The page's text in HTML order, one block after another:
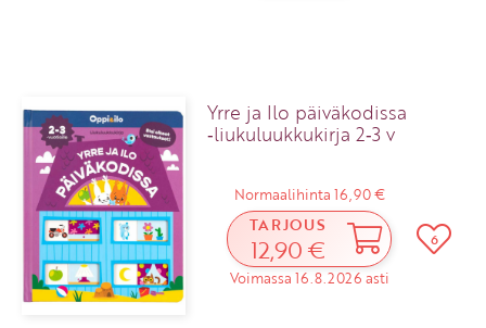
Yrre ja Ilo päiväkodissa
‑liukuluukkukirja 2‑3 v
Normaalihinta 16,90 €
TARJOUS
12,90 €
Voimassa 16.8.2026 asti
6